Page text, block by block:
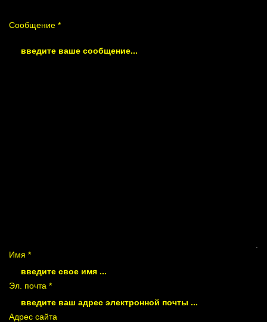
Сообщение *
Имя *
Эл. почта *
Адрес сайта